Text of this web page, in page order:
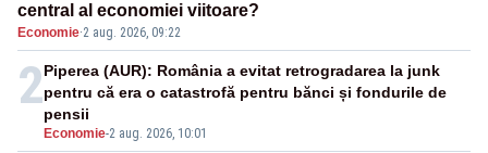
central al economiei viitoare?
Economie·2 aug. 2026, 09:22
2
Economie-2 aug. 2026, 10:01
Piperea (AUR): România a evitat retrogradarea la junk
pentru că era o catastrofă pentru bănci și fondurile de
pensii